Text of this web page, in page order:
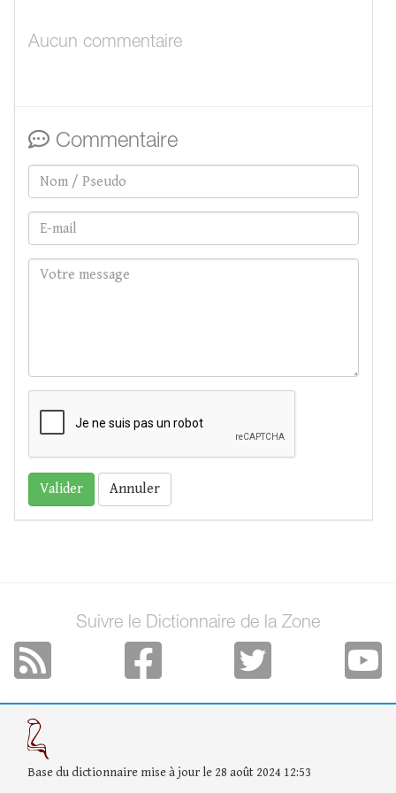
Aucun commentaire
Commentaire
Annuler
Suivre le Dictionnaire de la Zone
Base du dictionnaire mise à jour le 28 août 2024 12:53